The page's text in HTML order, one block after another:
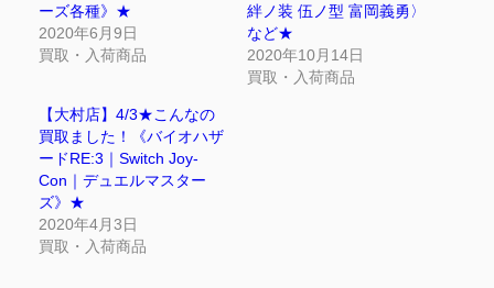
ーズ各種》★
2020年6月9日
買取・入荷商品
絆ノ装 伍ノ型 富岡義勇〉
など★
2020年10月14日
買取・入荷商品
【大村店】4/3★こんなの
買取ました！《バイオハザ
ードRE:3｜Switch Joy-
Con｜デュエルマスター
ズ》★
2020年4月3日
買取・入荷商品